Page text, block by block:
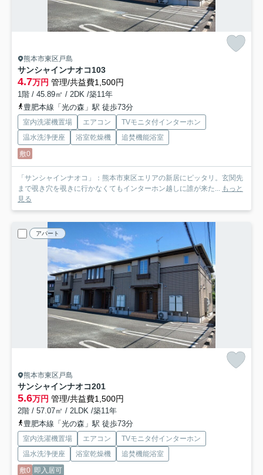
熊本市東区戸島
サンシャインナオコ103
4.7万円 管理/共益費1,500円
1階 / 45.89㎡ / 2DK /築11年
豊肥本線「光の森」駅 徒歩73分
室内洗濯機置場 エアコン
TVモニタ付インターホン
温水洗浄便座
浴室乾燥機
追焚機能浴室
敷0
「サンシャインナオコ」：熊本市東区エリアの新居にピッタリ。玄関先
まで覗き穴を覗きに行かなくてもインターホン越しに誰が来た...
もっと
見る
アパート
熊本市東区戸島
サンシャインナオコ201
5.6万円 管理/共益費1,500円
2階 / 57.07㎡ / 2LDK /築11年
豊肥本線「光の森」駅 徒歩73分
室内洗濯機置場 エアコン
TVモニタ付インターホン
温水洗浄便座
浴室乾燥機
追焚機能浴室
敷0 即入居可